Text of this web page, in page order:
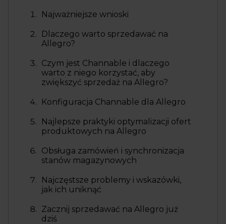
Najważniejsze wnioski
Dlaczego warto sprzedawać na
Allegro?
Czym jest Channable i dlaczego
warto z niego korzystać, aby
zwiększyć sprzedaż na Allegro?
Konfiguracja Channable dla Allegro
Najlepsze praktyki optymalizacji ofert
produktowych na Allegro
Obsługa zamówień i synchronizacja
stanów magazynowych
Najczęstsze problemy i wskazówki,
jak ich uniknąć
Zacznij sprzedawać na Allegro już
dziś